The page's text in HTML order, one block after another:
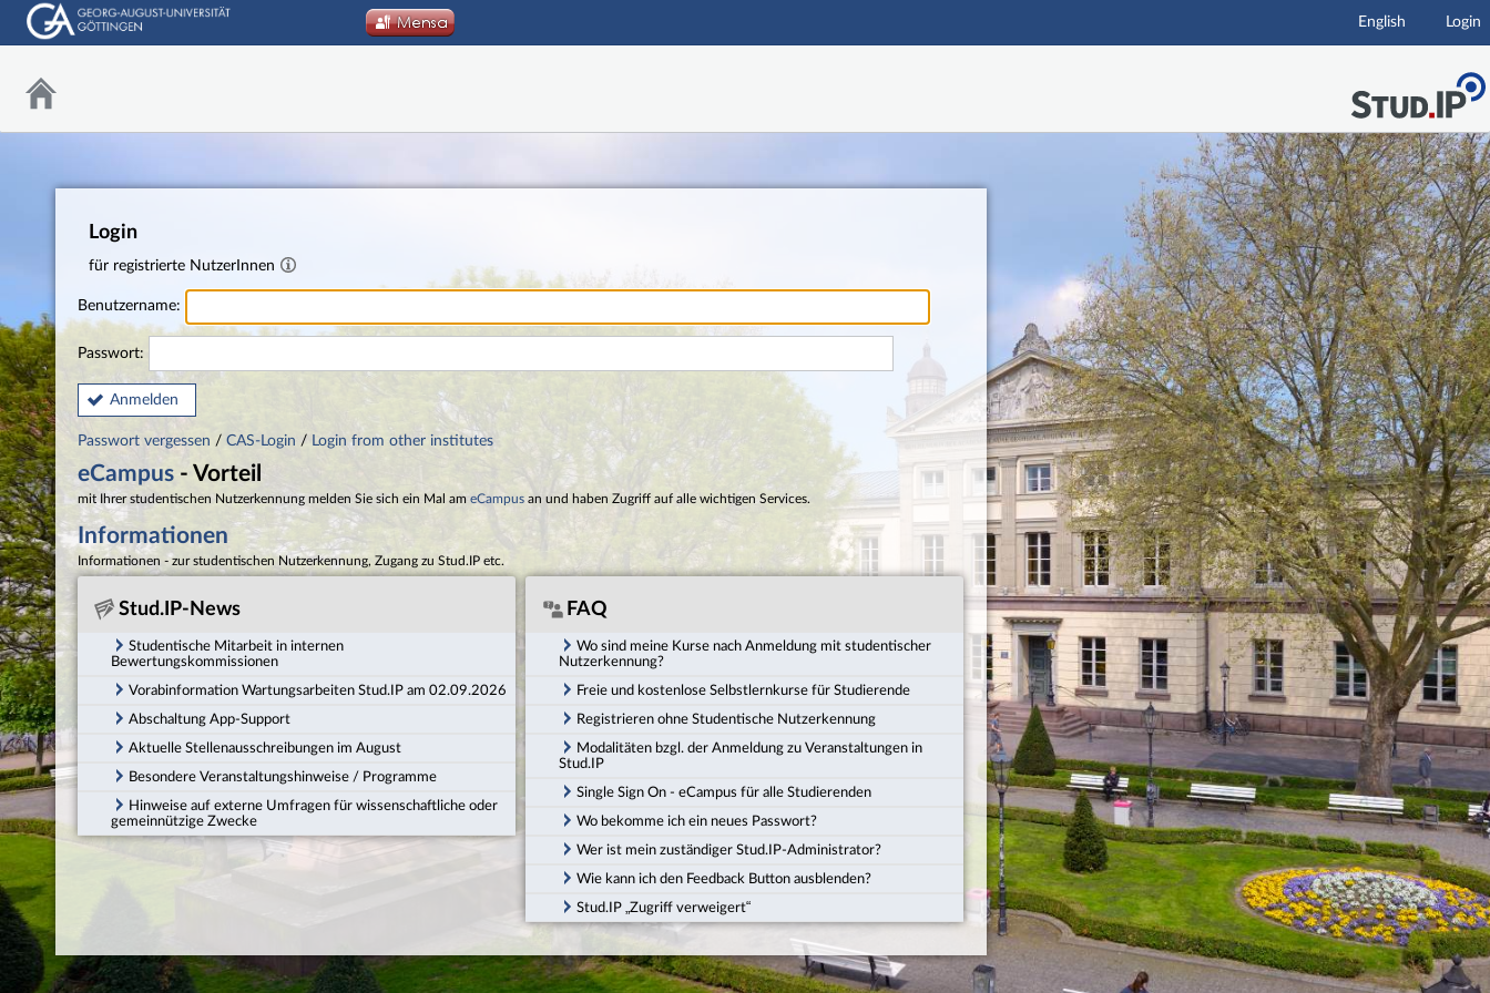
Hauptnavigation
English Login
Login
für registrierte NutzerInnen
Benutzername:
Passwort:
Anmelden
Passwort vergessen / CAS-Login / Login from other institutes
eCampus - Vorteil
mit Ihrer studentischen Nutzerkennung melden Sie sich ein Mal am eCampus an und haben Zugriff auf alle wichtigen Services.
Informationen
Informationen - zur studentischen Nutzerkennung, Zugang zu Stud.IP etc.
Stud.IP-News
Studentische Mitarbeit in internen
Bewertungskommissionen
Vorabinformation Wartungsarbeiten Stud.IP am 02.09.2026
Abschaltung App-Support
Aktuelle Stellenausschreibungen im August
Besondere Veranstaltungshinweise / Programme
Hinweise auf externe Umfragen für wissenschaftliche oder
gemeinnützige Zwecke
FAQ
Wo sind meine Kurse nach Anmeldung mit studentischer
Nutzerkennung?
Freie und kostenlose Selbstlernkurse für Studierende
Registrieren ohne Studentische Nutzerkennung
Modalitäten bzgl. der Anmeldung zu Veranstaltungen in
Stud.IP
Single Sign On - eCampus für alle Studierenden
Wo bekomme ich ein neues Passwort?
Wer ist mein zuständiger Stud.IP-Administrator?
Wie kann ich den Feedback Button ausblenden?
Stud.IP „Zugriff verweigert“